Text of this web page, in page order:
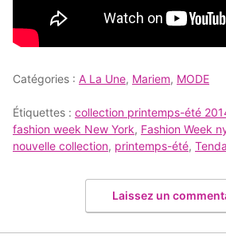
Catégories : A La Une, Mariem, MODE
Étiquettes : collection printemps-été
fashion week New York, Fashion Week
nouvelle collection, printemps-été,
Laissez un